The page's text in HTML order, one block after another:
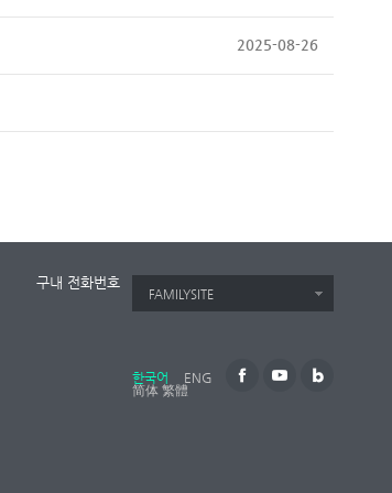
2025-08-26
구내 전화번호
FAMILYSITE
한국어
ENG
简体 繁體